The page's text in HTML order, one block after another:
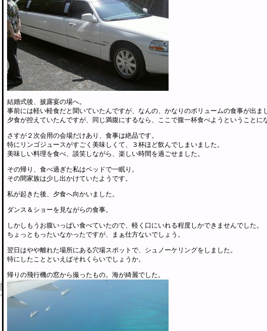
結婚式後、披露宴の場へ。
事前には軽い軽食だと聞いていたんですが、なんの、かなりのボリュームの食事が出ま
夕食が控えていたんですが、同じ満腹にするなら、ここで腹一杯食べようということに
さすが２次会用の会場だけあり、食事は絶品です。
特にリンゴジュースがすごく美味しくて、３杯ほど飲んでしまいました。
美味しい料理を食べ、談笑しながら、楽しい時間を過ごせました。
その帰り、食べ過ぎた私はベッドで一眠り。
その間家族は少し出かけていたようです。
私が起きた後、夕食へ向かいました。
ダンス＆ショーを見ながらの食事。
しかしもうお腹いっぱい食べていたので、軽く口にいれる程度しかできませんでした。
ちょっともったいなかったですが、まぁ仕方ないでしょう。
翌日はやや離れた場所にある穴場スポットで、シュノーケリングをしました。
特にしたことといえばそれくらいでしょうか。
帰りの飛行機の窓から撮ったもの。海が綺麗でした。